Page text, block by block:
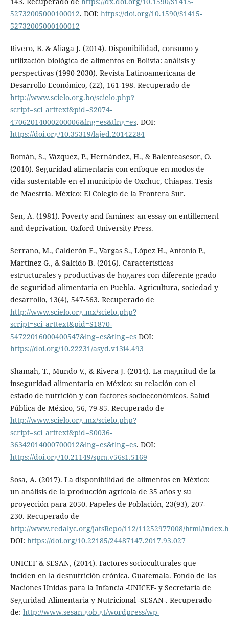
52732005000100012. DOI: https://doi.org/10.1590/S1415-
52732005000100012
Rivero, B. & Aliaga J. (2014). Disponibilidad, consumo y
utilización biológica de alimentos en Bolivia: análisis y
perspectivas (1990-2030). Revista Latinoamericana de
Desarrollo Económico, (22), 161-198. Recuperado de
http://www.scielo.org.bo/scielo.php?
script=sci_arttext&pid=S2074-
47062014000200006&lng=es&tlng=es. DOI:
https://doi.org/10.35319/lajed.20142284
Román, S., Vázquez, P., Hernández, H., & Balenteasesor, O.
(2010). Seguridad alimentaria con enfoque en modos de
vida sustentable en el municipio de Oxchuc, Chiapas. Tesis
de Maestría. México: El Colegio de la Frontera Sur.
Sen, A. (1981). Poverty and famines: an essay on entitlement
and deprivation. Oxford University Press.
Serrano, M., Calderón F., Vargas S., López H., Antonio P.,
Martínez G., & Salcido B. (2016). Características
estructurales y productivas de hogares con diferente grado
de seguridad alimentaria en Puebla. Agricultura, sociedad y
desarrollo, 13(4), 547-563. Recuperado de
http://www.scielo.org.mx/scielo.php?
script=sci_arttext&pid=S1870-
54722016000400547&lng=es&tlng=esDOI:
https://doi.org/10.22231/asyd.v13i4.493
Shamah, T., Mundo V., & Rivera J. (2014). La magnitud de la
inseguridad alimentaria en México: su relación con el
estado de nutrición y con factores socioeconómicos. Salud
Pública de México, 56, 79-85. Recuperado de
http://www.scielo.org.mx/scielo.php?
script=sci_arttext&pid=S0036-
36342014000700012&lng=es&tlng=es. DOI:
https://doi.org/10.21149/spm.v56s1.5169
Sosa, A. (2017). La disponibilidad de alimentos en México:
un análisis de la producción agrícola de 35 años y su
proyección para 2050. Papeles de Población, 23(93), 207-
230. Recuperado de
http://www.redalyc.org/jatsRepo/112/11252977008/html/
DOI: https://doi.org/10.22185/24487147.2017.93.027
UNICEF & SESAN, (2014). Factores socioculturales que
inciden en la desnutrición crónica. Guatemala. Fondo de las
Naciones Unidas para la Infancia -UNICEF- y Secretaría de
Seguridad Alimentaria y Nutricional -SESAN-. Recuperado
de: http://www.sesan.gob.gt/wordpress/wp-